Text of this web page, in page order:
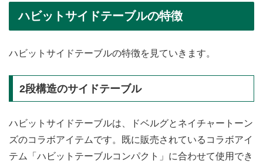
ハビットサイドテーブルの特徴
ハビットサイドテーブルの特徴を見ていきます。
2段構造のサイドテーブル
ハビットサイドテーブルは、ドベルグとネイチャートーン
ズのコラボアイテムです。既に販売されているコラボアイ
テム「ハビットテーブルコンパクト」に合わせて使用でき